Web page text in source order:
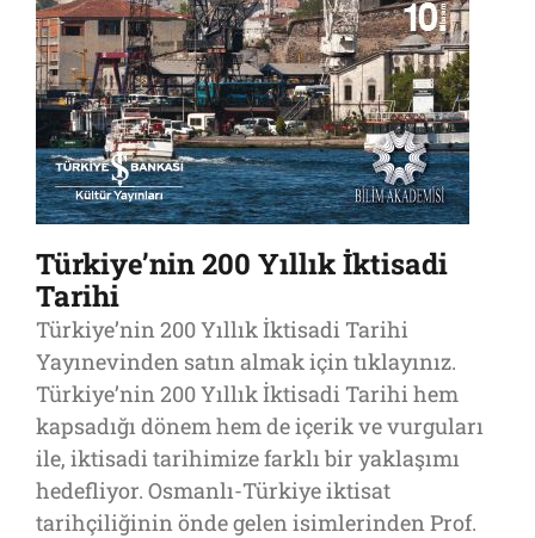
Türkiye’nin 200 Yıllık İktisadi
Tarihi
Türkiye’nin 200 Yıllık İktisadi Tarihi
Yayınevinden satın almak için tıklayınız.
Türkiye’nin 200 Yıllık İktisadi Tarihi hem
kapsadığı dönem hem de içerik ve vurguları
ile, iktisadi tarihimize farklı bir yaklaşımı
hedefliyor. Osmanlı-Türkiye iktisat
tarihçiliğinin önde gelen isimlerinden Prof.